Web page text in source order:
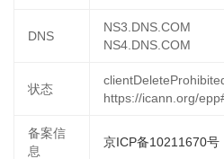
DNS
NS3.DNS.COM
NS4.DNS.COM
状态
https://icann.org/
备案信
息
京ICP备10211670号